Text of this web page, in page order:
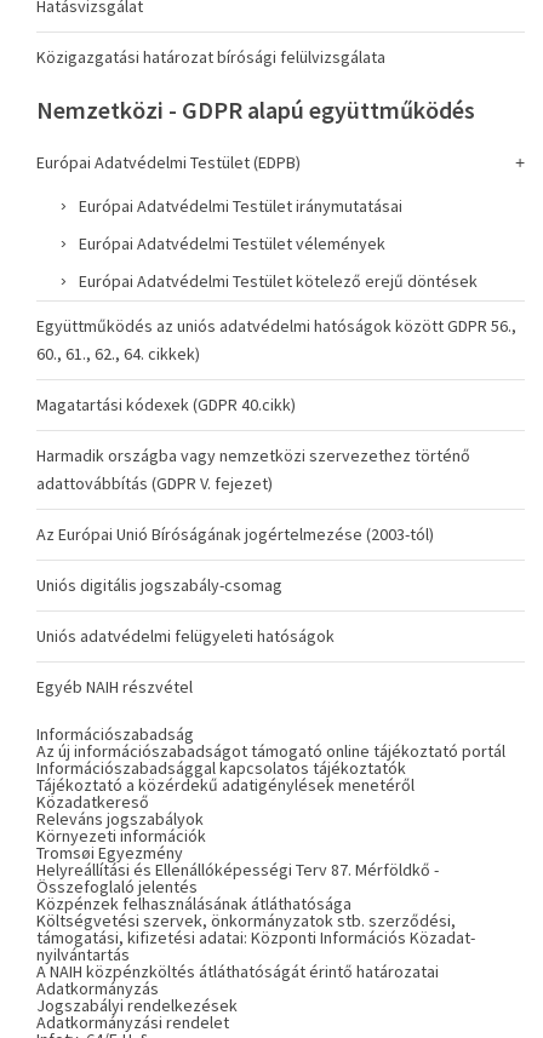
Hatásvizsgálat
Közigazgatási határozat bírósági felülvizsgálata
Nemzetközi - GDPR alapú együttműködés
Európai Adatvédelmi Testület (EDPB)
Európai Adatvédelmi Testület iránymutatásai
Európai Adatvédelmi Testület vélemények
Európai Adatvédelmi Testület kötelező erejű döntések
Együttműködés az uniós adatvédelmi hatóságok között GDPR 56.,
60., 61., 62., 64. cikkek)
Magatartási kódexek (GDPR 40.cikk)
Harmadik országba vagy nemzetközi szervezethez történő
adattovábbítás (GDPR V. fejezet)
Az Európai Unió Bíróságának jogértelmezése (2003-tól)
Uniós digitális jogszabály-csomag
Uniós adatvédelmi felügyeleti hatóságok
Egyéb NAIH részvétel
Információszabadság
Az új információszabadságot támogató online tájékoztató portál
Információszabadsággal kapcsolatos tájékoztatók
Tájékoztató a közérdekű adatigénylések menetéről
Közadatkereső
Releváns jogszabályok
Környezeti információk
Tromsøi Egyezmény
Helyreállítási és Ellenállóképességi Terv 87. Mérföldkő -
Összefoglaló jelentés
Közpénzek felhasználásának átláthatósága
Költségvetési szervek, önkormányzatok stb. szerződési,
támogatási, kifizetési adatai: Központi Információs Közadat-
nyilvántartás
A NAIH közpénzköltés átláthatóságát érintő határozatai
Adatkormányzás
Jogszabályi rendelkezések
Adatkormányzási rendelet